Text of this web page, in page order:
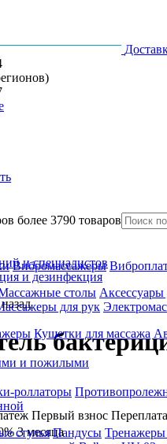
более 3790 товаров
Вибромассажеры
столы Аксессуары
для рук
Кушетки для массажа
и пожилыми
роллаторы
стулья Пандусы Тренажеры
и специалистов
и дезинфекция
Первый взнос Переплата
3 месяца